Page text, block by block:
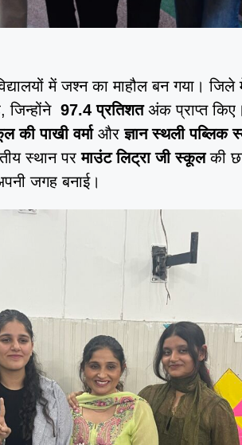
में जश्न का माहौल बन गया। जिले
जिन्होंने97.4 प्रतिशतअंक प्राप्त
की पाखी वर्माऔरज्ञान स्थली पब्लिक
स्थान परमाउंट लिट्रा जी स्कूलकी
जगह बनाई।